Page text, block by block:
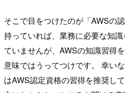
そこで目をつけたのが「AWSの
持っていれば、業務に必要な知
ていませんが、AWSの知識習得
意味ではうってつけです。 幸い
はAWS認定資格の習得を推奨し